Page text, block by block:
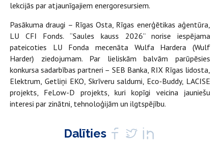
lekcijās par atjaunīgajiem energoresursiem.
Pasākuma draugi – Rīgas Osta, Rīgas enerģētikas aģentūra,
LU CFI Fonds. “Saules kauss 2026” norise iespējama
pateicoties LU Fonda mecenāta Wulfa Hardera (Wulf
Harder) ziedojumam. Par lieliskām balvām parūpēsies
konkursa sadarbības partneri – SEB Banka, RIX Rīgas lidosta,
Elektrum, Getliņi EKO, Skrīveru saldumi, Eco-Buddy, LACISE
projekts, FeLow-D projekts, kuri kopīgi veicina jauniešu
interesi par zinātni, tehnoloģijām un ilgtspējību.
Dalīties